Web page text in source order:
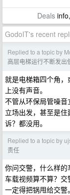
Deals
GodoIT's recent
Replied to a topic by
高层电梯运行不断发出
就是电梯箱四个角
上没有声音。
不管从环保局管噪
立场出发，甚至是
诉？都没用。
Replied to a topic by
责任
你问交警，什么样
车载视频算不算？交
一定得把锅甩给交警。